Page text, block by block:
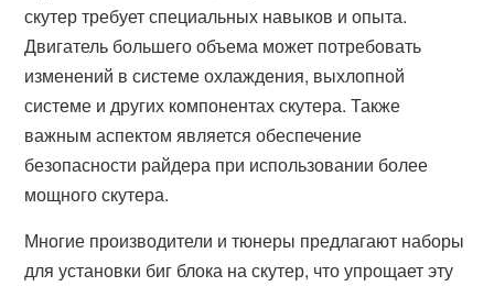
скутер требует специальных навыков и опыта.
Двигатель большего объема может потребовать
изменений в системе охлаждения, выхлопной
системе и других компонентах скутера. Также
важным аспектом является обеспечение
безопасности райдера при использовании более
мощного скутера.
Многие производители и тюнеры предлагают наборы
для установки биг блока на скутер, что упрощает эту